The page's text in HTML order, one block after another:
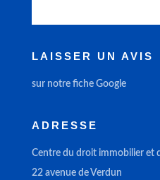
LAISSER UN AVIS
sur notre fiche Google
ADRESSE
Centre du droit immobilier et
22 avenue de Verdun